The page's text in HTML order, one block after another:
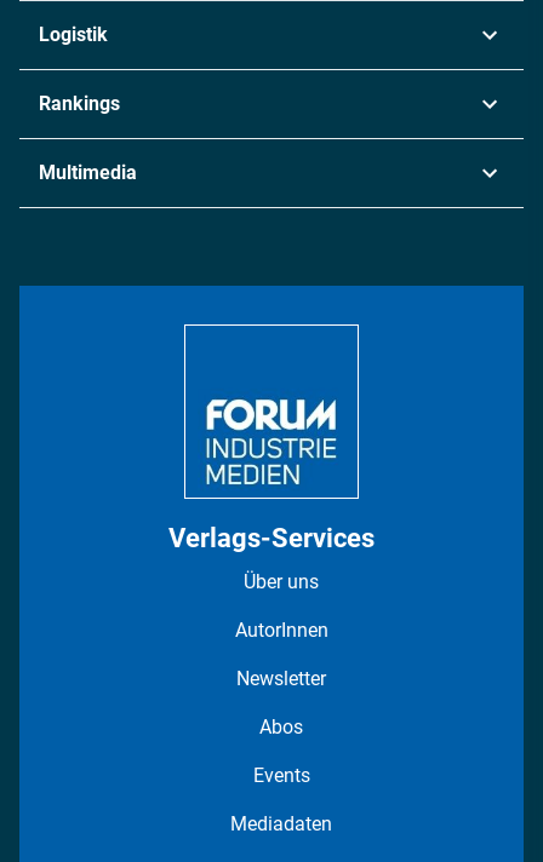
Chemie
Metall
Energie
Logistik
Rankings
Multimedia
Verlags-Services
Über uns
AutorInnen
Newsletter
Abos
Events
Mediadaten